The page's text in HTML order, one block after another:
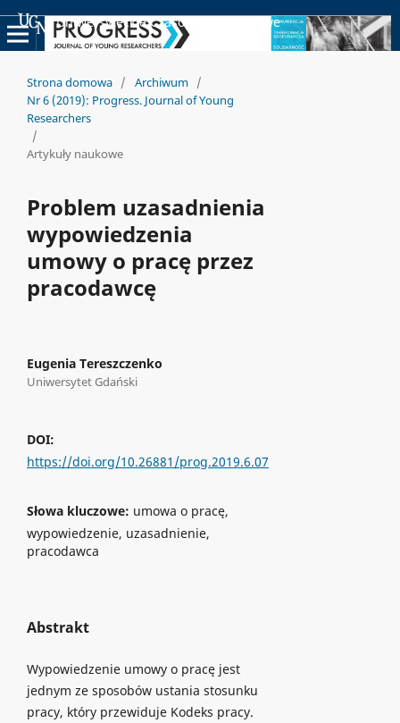
Uniwersyteckie Czasopisma Naukowe
Strona domowa / Archiwum /
Nr 6 (2019): Progress. Journal of Young
Researchers
/
Artykuły naukowe
Problem uzasadnienia
wypowiedzenia
umowy o pracę przez
pracodawcę
Eugenia Tereszczenko
Uniwersytet Gdański
DOI:
https://doi.org/10.26881/prog.2019.6.07
Słowa kluczowe: umowa o pracę,
wypowiedzenie, uzasadnienie,
pracodawca
Abstrakt
Wypowiedzenie umowy o pracę jest
jednym ze sposobów ustania stosunku
pracy, który przewiduje Kodeks pracy.